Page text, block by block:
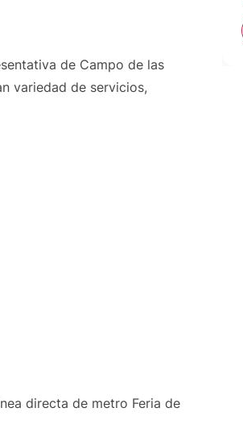
de Campo de las
variedad de servicios,
directa de metro Feria de